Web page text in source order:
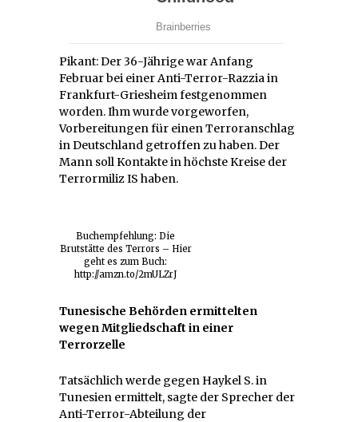
Pikant: Der 36-Jährige war Anfang
Februar bei einer Anti-Terror-Razzia in
Frankfurt-Griesheim festgenommen
worden. Ihm wurde vorgeworfen,
Vorbereitungen für einen Terroranschlag
in Deutschland getroffen zu haben. Der
Mann soll Kontakte in höchste Kreise der
Terrormiliz IS haben.
Buchempfehlung: Die
Brutstätte des Terrors – Hier
geht es zum Buch:
http://amzn.to/2mULZrJ
Tunesische Behörden ermittelten
wegen Mitgliedschaft in einer
Terrorzelle
Tatsächlich werde gegen Haykel S. in
Tunesien ermittelt, sagte der Sprecher der
Anti-Terror-Abteilung der